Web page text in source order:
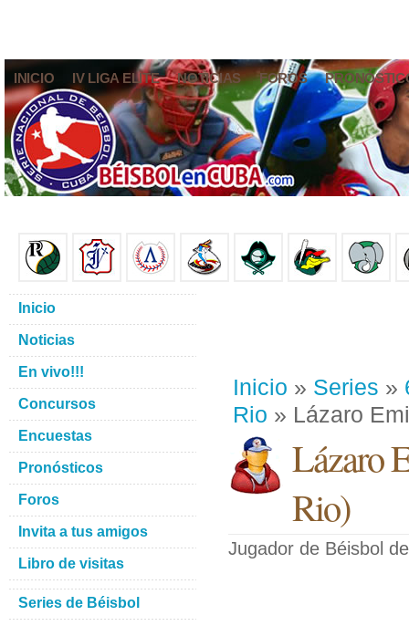
INICIO IV LIGA ELITE NOTICIAS FOROS
Inicio » Series »
Rio » Lázaro
Lázaro
Rio)
Jugador de Béisbol
Inicio
Noticias
En vivo!!!
Concursos
Encuestas
Pronósticos
Foros
Invita a tus amigos
Libro de visitas
Series de Béisbol